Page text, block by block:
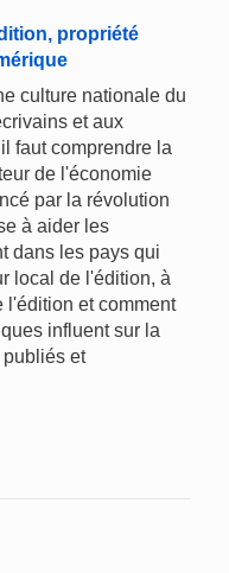
propriété
culture nationale du
et aux
faut comprendre la
de l'économie
par la révolution
à aider les
dans les pays qui
local de l'édition, à
l'édition et comment
influent sur la
et